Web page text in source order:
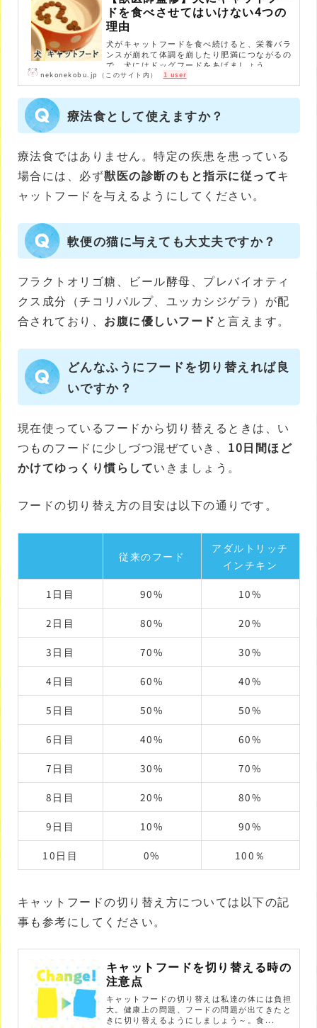
ドを食べさせてはいけない4つの
理由
犬がキャットフードを食べ続けると、栄養バラ
ンスが崩れて体調を崩したり肥満につながるの
で、犬にはドッグフードをあげましょう...
nekonekobu.jp（このサイト内） 1 user
療法食として使えますか？
療法食ではありません。特定の疾患を患っている
場合には、必ず獣医の診断のもと指示に従ってキ
ャットフードを与えるようにしてください。
軟便の猫に与えても大丈夫ですか？
フラクトオリゴ糖、ビール酵母、プレバイオティ
クス成分（チコリパルプ、ユッカシジゲラ）が配
合されており、 お腹に優しいフード と言えます。
どんなふうにフードを切り替えれば良
いですか？
現在使っているフードから切り替えるときは、い
つものフードに少しづつ混ぜていき、 10日間ほど
かけてゆっくり慣らしていきましょう。
フードの切り替え方の目安は以下の通りです。
従来のフード
アダルトリッチ
インチキン
1日目 90% 10%
2日目 80% 20%
3日目 70% 30%
4日目 60% 40%
5日目 50% 50%
6日目 40% 60%
7日目 30% 70%
8日目 20% 80%
9日目 10% 90%
10日目 0% 100％
キャットフードの切り替え方については以下の記
事も参考にしてください。
キャットフードを切り替える時の
注意点
キャットフードの切り替えは私達の体には負担
大。健康上の問題、フードの問題が出てきたと
きに切り替えるようにしましょう～。食...